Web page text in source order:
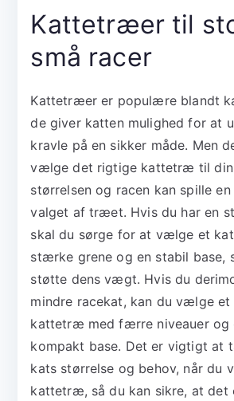
Kattetræer til
små racer
Kattetræer er populære blandt
de giver katten mulighed for at
kravle på en sikker måde. Men
vælge det rigtige kattetræ til din
størrelsen og racen kan spille
valget af træet. Hvis du har en
skal du sørge for at vælge et
stærke grene og en stabil base,
støtte dens vægt. Hvis du
mindre racekat, kan du vælge et
kattetræ med færre niveauer og
kompakt base. Det er vigtigt at
kats størrelse og behov, når du
kattetræ, så du kan sikre, at det